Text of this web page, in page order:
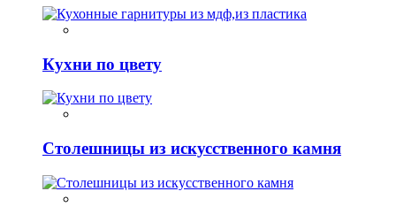
Кухни по цвету
Столешницы из искусственного камня